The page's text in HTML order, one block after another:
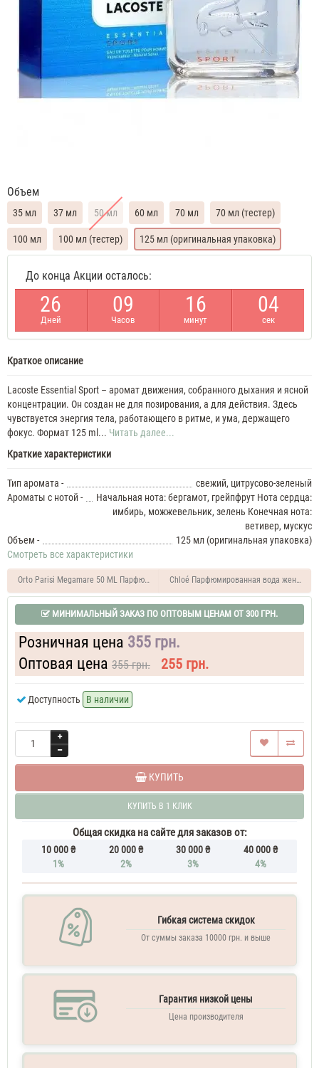
Объем
35 мл 37 мл 50 мл 60 мл 70 мл 70 мл (тестер)
100 мл 100 мл (тестер)
125 мл (оригинальная упаковка)
Essential
Sport
Духи
Essential
37
ML
Духи
мужские
Essential
Духи
мужские
Essential
Sport
Парфюм
мужскойLacoste
Essential
Sport
ML
мужские
Essential
Духи
тестер
ML
Духи
тестер
Sport
Туалетная
До конца Акции осталось:
26
Дней
09
Часов
1 6
минут
04
сек
Краткое описание
Lacoste Essential Sport – аромат движения, собранного дыхания и ясной
концентрации. Он создан не для позирования, а для действия. Здесь
чувствуется энергия тела, работающего в ритме, и ума, держащего
фокус. Формат 125 ml... Читать далее...
Краткие характеристики
Тип аромата -
свежий, цитрусово-зеленый
Ароматы с нотой -
Начальная нота: бергамот, грейпфрут Нота сердца:
имбирь, можжевельник, зелень Конечная нота:
ветивер, мускус
Объем -
125 мл (оригинальная упаковка)
Смотреть все характеристики
Orto Parisi Megamare 50 ML Парфюм унисексChloé Парфюмированная вода женская
МИНИМАЛЬНЫЙ ЗАКАЗ ПО ОПТОВЫМ ЦЕНАМ ОТ 300 ГРН.
Розничная цена 355 грн.
Оптовая цена 355 грн. 255 грн.
Доступность В наличии
КУПИТЬ
КУПИТЬ В 1 КЛИК
Общая скидка на сайте для заказов от:
10 000 ₴
1%
20 000 ₴
2%
30 000 ₴
3%
40 000 ₴
4%
Гибкая система скидок
От суммы заказа 10000 грн. и выше
Гарантия низкой цены
Цена производителя